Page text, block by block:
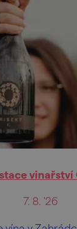
vinařství
7. 8. '26